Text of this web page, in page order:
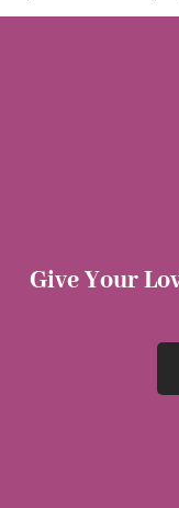
Give Your